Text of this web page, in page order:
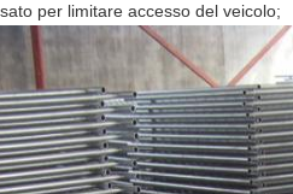
per limitare accesso del veicolo;